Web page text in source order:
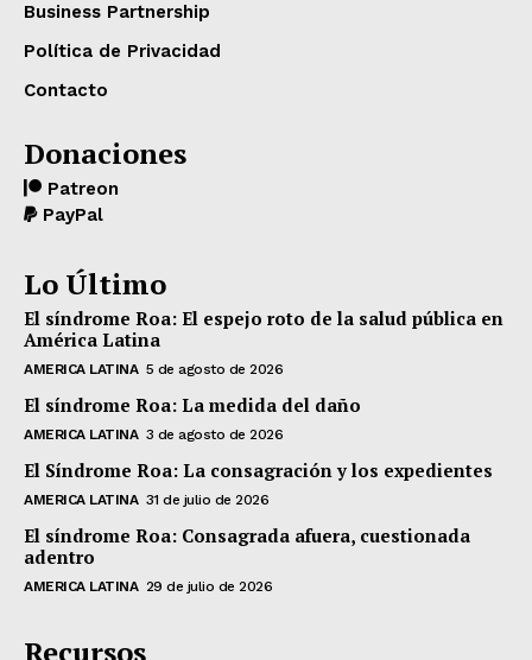
Business Partnership
Política de Privacidad
Contacto
Donaciones
Patreon
PayPal
Lo Último
El síndrome Roa: El espejo roto de la salud pública en
América Latina
AMERICA LATINA 5 de agosto de 2026
El síndrome Roa: La medida del daño
AMERICA LATINA 3 de agosto de 2026
El Síndrome Roa: La consagración y los expedientes
AMERICA LATINA 31 de julio de 2026
El síndrome Roa: Consagrada afuera, cuestionada
adentro
AMERICA LATINA 29 de julio de 2026
Recursos